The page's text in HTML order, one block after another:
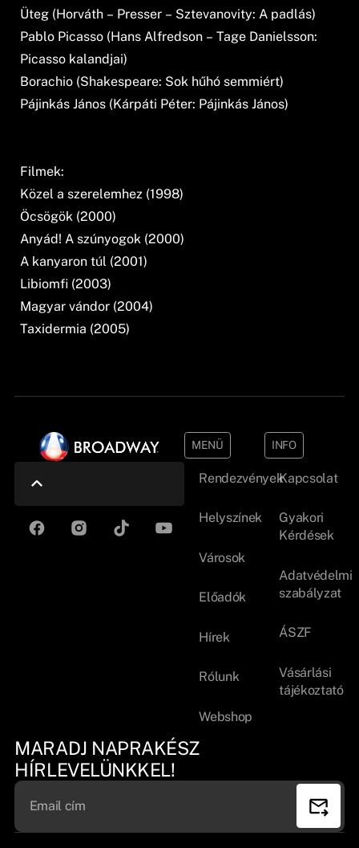
Üteg (Horváth – Presser – Sztevanovity: A padlás)
Pablo Picasso (Hans Alfredson – Tage Danielsson:
Picasso kalandjai)
Borachio (Shakespeare: Sok hűhó semmiért)
Pájinkás János (Kárpáti Péter: Pájinkás János)
Filmek:
Közel a szerelemhez (1998)
Öcsögök (2000)
Anyád! A szúnyogok (2000)
A kanyaron túl (2001)
Libiomfi (2003)
Magyar vándor (2004)
Taxidermia (2005)
MENÜ
Rendezvények
Helyszínek
Városok
Előadók
Hírek
Rólunk
Webshop
INFO
Kapcsolat
Gyakori
Kérdések
Adatvédelmi
szabályzat
ÁSZF
Vásárlási
tájékoztató
MARADJ NAPRAKÉSZ
HÍRLEVELÜNKKEL!